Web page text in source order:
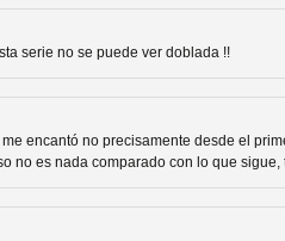
serie no se puede ver doblada !!
encantó no precisamente desde el
no es nada comparado con lo que